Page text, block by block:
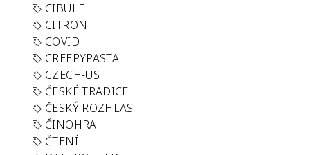
CIBULE
CITRON
COVID
CREEPYPASTA
CZECH-US
ČESKÉ TRADICE
ČESKÝ ROZHLAS
ČINOHRA
ČTENÍ